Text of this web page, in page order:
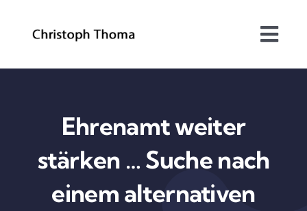
Über mich
Bundesrat
Arbeitsschwerpunkte
Ehrenamt weiter
stärken … Suche nach
einem alternativen